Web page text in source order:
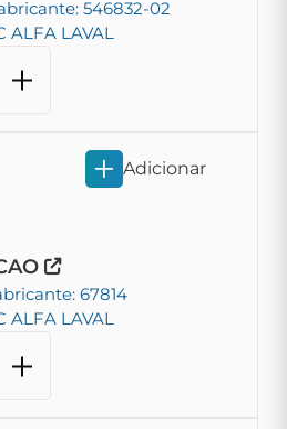
546832-02
ALFA LAVAL
67814
ALFA LAVAL
Adicionar